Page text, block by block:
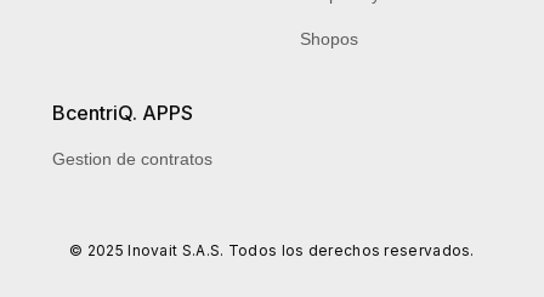
Shopos
BcentriQ. APPS
Gestion de contratos
© 2025 Inovait S.A.S. Todos los derechos reservados.